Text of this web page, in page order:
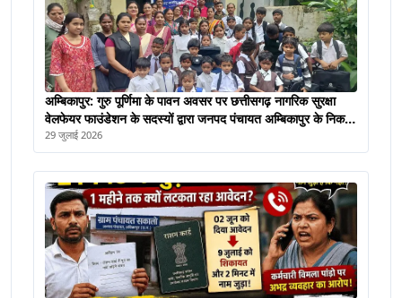
अम्बिकापुर: गुरु पूर्णिमा के पावन अवसर पर छत्तीसगढ़ नागरिक सुरक्षा
वेलफेयर फाउंडेशन के सदस्यों द्वारा जनपद पंचायत अम्बिकापुर के निकट
विद्या मंदिर स्कूल में विद्यालय के बच्चों के साथ गुरु पूर्णिमा मनाया गया।
29 जुलाई 2026